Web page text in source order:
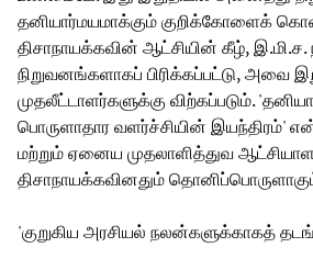
தனியார்மயமாக்கும் குறிக்கோளைக்
திசாநாயக்கவின் ஆட்சியின் கீழ், இ.மி.ச.
நிறுவனங்களாகப் பிரிக்கப்பட்டு, அவை
முதலீட்டாளர்களுக்கு விற்கப்படும்.
பொருளாதார வளர்ச்சியின் இயந்திரம்'
மற்றும் ஏனைய முதலாளித்துவ
திசாநாயக்கவினதும்
'குறுகிய அரசியல் நலன்களுக்காகத்